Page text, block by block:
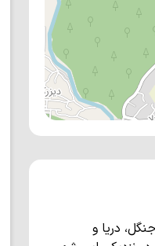
دریا و